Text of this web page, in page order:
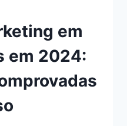
em
em 2024: